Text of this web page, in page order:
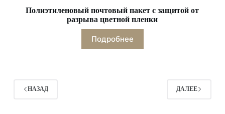
Полиэтиленовый почтовый пакет с защитой от
разрыва цветной пленки
Подробнее
НАЗАД ДАЛЕЕ